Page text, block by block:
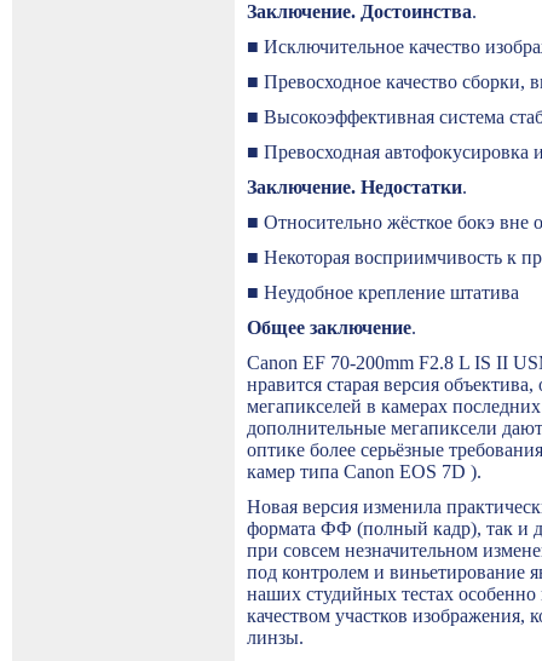
Заключение. Достоинства.
■ Исключительное качество
■ Превосходное качество сборки,
■ Высокоэффективная система
■ Превосходная автофокусировка
Заключение. Недостатки.
■ Относительно жёсткое бокэ вне
■ Некоторая восприимчивость к
■ Неудобное крепление штатива
Общее заключение.
Canon EF 70-200mm F2.8 L IS II
нравится старая версия
мегапикселей в камерах
дополнительные мегапиксели
оптике более серьёзные
камер типа Canon EOS 7D ).
Новая версия изменила
формата ФФ (полный кадр), так и
при совсем незначительном
под контролем и виньетирование
наших студийных тестах
качеством участков изображения,
линзы.